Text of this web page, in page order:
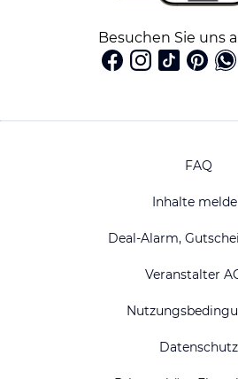
Besuchen Sie uns
FAQ
Inhalte
Deal-Alarm,
Veranstalter
Datenschutz